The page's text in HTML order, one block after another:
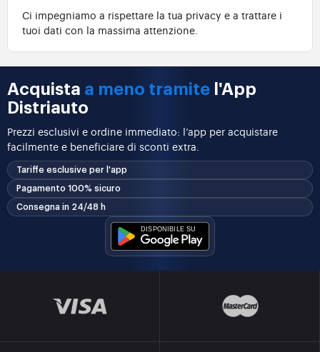
Ci impegniamo a rispettare la tua privacy e a trattare i
tuoi dati con la massima attenzione.
Acquista a meno tramite l'App
Distriauto
Prezzi esclusivi e ordine immediato: l’app per acquistare
facilmente e beneficiare di sconti extra.
Tariffe esclusive per l'app
Pagamento 100% sicuro
Consegna in 24/48 h